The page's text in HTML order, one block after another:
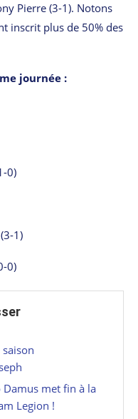
Pierre (3-1). Notons
inscrit plus de 50% des
journée :
0)
1)
0)
Damus met fin à la
Legion !